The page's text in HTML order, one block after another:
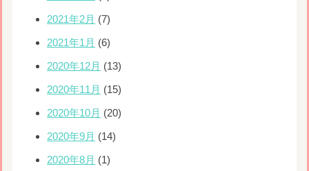
2021年2月 (7)
2021年1月 (6)
2020年12月 (13)
2020年11月 (15)
2020年10月 (20)
2020年9月 (14)
2020年8月 (1)